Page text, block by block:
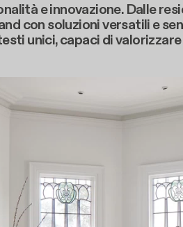
e innovazione. Dalle
con soluzioni versatili e
unici, capaci di